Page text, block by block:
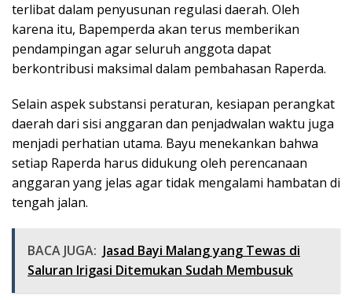
terlibat dalam penyusunan regulasi daerah. Oleh
karena itu, Bapemperda akan terus memberikan
pendampingan agar seluruh anggota dapat
berkontribusi maksimal dalam pembahasan Raperda.
Selain aspek substansi peraturan, kesiapan perangkat
daerah dari sisi anggaran dan penjadwalan waktu juga
menjadi perhatian utama. Bayu menekankan bahwa
setiap Raperda harus didukung oleh perencanaan
anggaran yang jelas agar tidak mengalami hambatan di
tengah jalan.
BACA JUGA: Jasad Bayi Malang yang Tewas di
Saluran Irigasi Ditemukan Sudah Membusuk